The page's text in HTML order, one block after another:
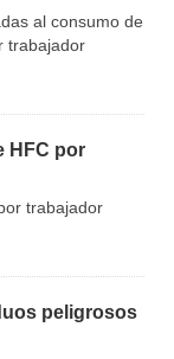
al consumo de
trabajador
HFC por
trabajador
peligrosos